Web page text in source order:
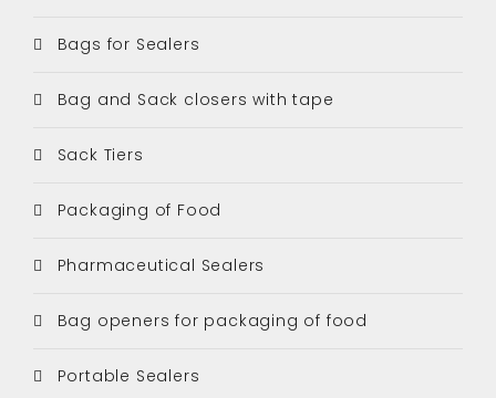
Bags for Sealers
Bag and Sack closers with tape
Sack Tiers
Packaging of Food
Pharmaceutical Sealers
Bag openers for packaging of food
Portable Sealers